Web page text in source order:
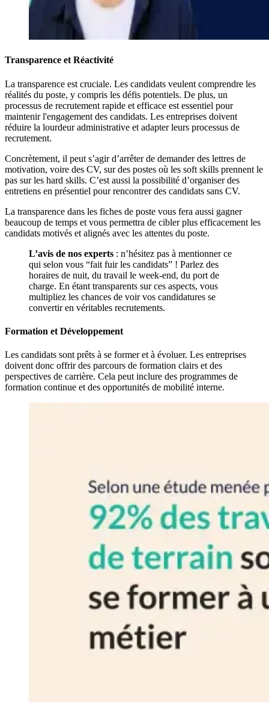
Transparence et Réactivité
La transparence est cruciale. Les candidats veulent comprendre les
réalités du poste, y compris les défis potentiels. De plus, un
processus de recrutement rapide et efficace est essentiel pour
maintenir l'engagement des candidats. Les entreprises doivent
réduire la lourdeur administrative et adapter leurs processus de
recrutement.
Concrètement, il peut s’agir d’arrêter de demander des lettres de
motivation, voire des CV, sur des postes où les soft skills prennent le
pas sur les hard skills. C’est aussi la possibilité d’organiser des
entretiens en présentiel pour rencontrer des candidats sans CV.
La transparence dans les fiches de poste vous fera aussi gagner
beaucoup de temps et vous permettra de cibler plus efficacement les
candidats motivés et alignés avec les attentes du poste.
L’avis de nos experts : n’hésitez pas à mentionner ce
qui selon vous “fait fuir les candidats” ! Parlez des
horaires de nuit, du travail le week-end, du port de
charge. En étant transparents sur ces aspects, vous
multipliez les chances de voir vos candidatures se
convertir en véritables recrutements.
Formation et Développement
Les candidats sont prêts à se former et à évoluer. Les entreprises
doivent donc offrir des parcours de formation clairs et des
perspectives de carrière. Cela peut inclure des programmes de
formation continue et des opportunités de mobilité interne.